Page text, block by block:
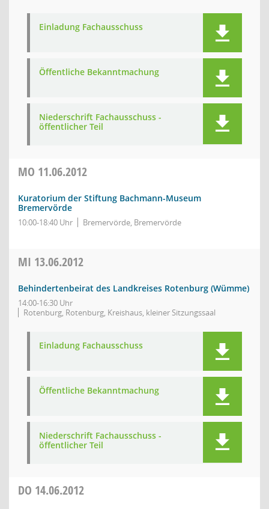
Einladung Fachausschuss
Öffentliche Bekanntmachung
Niederschrift Fachausschuss -
öffentlicher Teil
MO 11.06.2012
Kuratorium der Stiftung Bachmann-Museum
Bremervörde
10:00-18:40 Uhr Bremervörde, Bremervörde
MI 13.06.2012
Behindertenbeirat des Landkreises Rotenburg (Wümme)
14:00-16:30 Uhr
Rotenburg, Rotenburg, Kreishaus, kleiner Sitzungssaal
Einladung Fachausschuss
Öffentliche Bekanntmachung
Niederschrift Fachausschuss -
öffentlicher Teil
DO 14.06.2012